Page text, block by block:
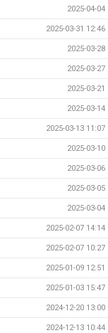
2025-04-04
2025-03-31 12:46
2025-03-28
2025-03-27
2025-03-21
2025-03-14
2025-03-13 11:07
2025-03-10
2025-03-06
2025-03-05
2025-03-04
2025-02-07 14:14
2025-02-07 10:27
2025-01-09 12:51
2025-01-03 15:47
2024-12-20 13:00
2024-12-13 10:44